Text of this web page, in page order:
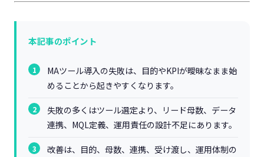
本記事のポイント
MAツール導入の失敗は、目的やKPIが曖昧なまま始
めることから起きやすくなります。
失敗の多くはツール選定より、リード母数、データ
連携、MQL定義、運用責任の設計不足にあります。
改善は、目的、母数、連携、受け渡し、運用体制の